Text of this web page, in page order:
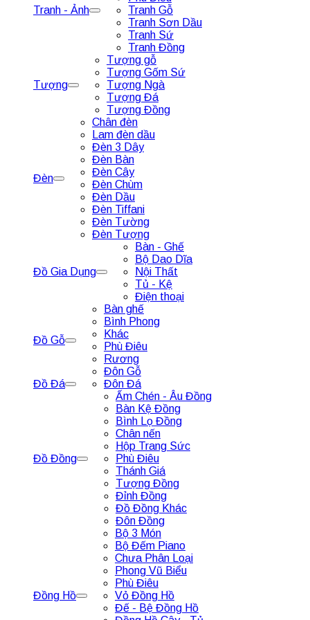
Tranh - Ảnh
Tranh Gỗ
Tranh Sơn Dầu
Tranh Sứ
Tranh Đồng
Tượng
Tượng gỗ
Tượng Gốm Sứ
Tượng Ngà
Tượng Đá
Tượng Đồng
Đèn
Chân đèn
Lam đèn dầu
Đèn 3 Dây
Đèn Bàn
Đèn Cây
Đèn Chùm
Đèn Dầu
Đèn Tiffani
Đèn Tường
Đèn Tượng
Đồ Gia Dụng
Bàn - Ghế
Bộ Dao Dĩa
Nội Thất
Tủ - Kệ
Điện thoại
Đồ Gỗ
Bàn ghế
Bình Phong
Khác
Phù Điêu
Rương
Đôn Gỗ
Đồ Đá
Đôn Đá
Đồ Đồng
Ấm Chén - Âu Đồng
Bàn Kệ Đồng
Bình Lọ Đồng
Chân nến
Hộp Trang Sức
Phù Điêu
Thánh Giá
Tượng Đồng
Đỉnh Đồng
Đồ Đồng Khác
Đôn Đồng
Đồng Hồ
Bộ 3 Món
Bộ Đếm Piano
Chưa Phân Loại
Phong Vũ Biểu
Phù Điêu
Vỏ Đồng Hồ
Đế - Bệ Đồng Hồ